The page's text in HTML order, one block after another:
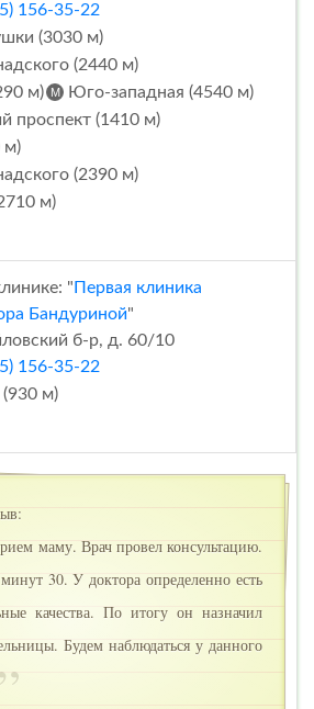
156-35-22
(3030 м)
(2440 м)
м)
Юго-западная (4540 м)
проспект (1410 м)
м)
(2390 м)
м)
" Первая клиника
Бандуриной"
б-р, д. 60/10
156-35-22
(930 м)
маму. Врач провел консультацию.
30. У доктора определенно есть
качества. По итогу он назначил
Будем наблюдаться у данного